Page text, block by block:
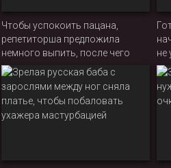
Чтобы успокоить пацана,
репетиторша предложила
немного выпить, после чего
между русской парой
произошел бурный секс
не